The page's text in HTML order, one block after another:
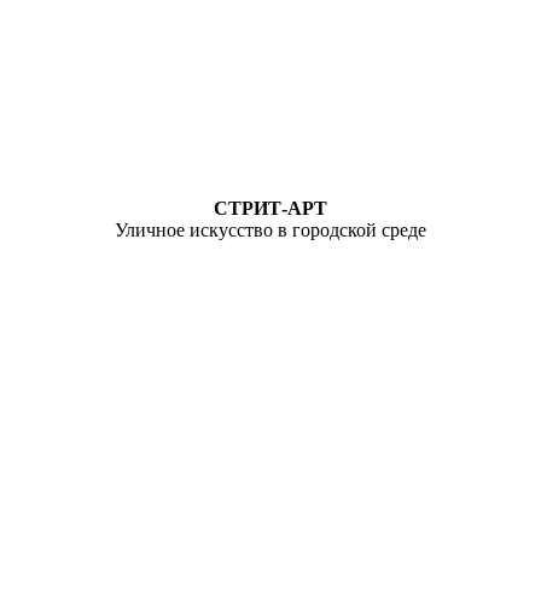
СТРИТ-АРТ
Уличное искусство в городской среде